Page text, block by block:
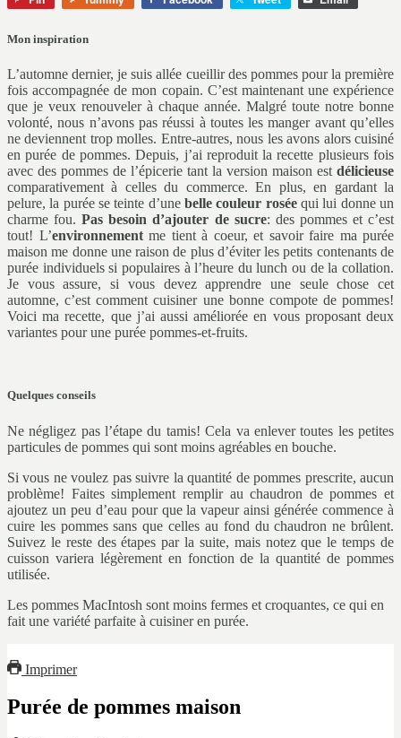
Mon inspiration
L’automne dernier, je suis allée cueillir des pommes pour la première
fois accompagnée de mon copain. C’est maintenant une expérience
que je veux renouveler à chaque année. Malgré toute notre bonne
volonté, nous n’avons pas réussi à toutes les manger avant qu’elles
ne deviennent trop molles. Entre-autres, nous les avons alors cuisiné
en purée de pommes. Depuis, j’ai reproduit la recette plusieurs fois
avec des pommes de l’épicerie tant la version maison est délicieuse
comparativement à celles du commerce. En plus, en gardant la
pelure, la purée se teinte d’une belle couleur roséequi lui donne un
charme fou.Pas besoin d’ajouter de sucre: des pommes et c’est
tout! L’environnementme tient à coeur, et savoir faire ma purée
maison me donne une raison de plus d’éviter les petits contenants de
purée individuels si populaires à l’heure du lunch ou de la collation.
Je vous assure, si vous devez apprendre une seule chose cet
automne, c’est comment cuisiner une bonne compote de pommes!
Voici ma recette, que j’ai aussi améliorée en vous proposant deux
variantes pour une purée pommes-et-fruits.
Quelques conseils
Ne négligez pas l’étape du tamis! Cela va enlever toutes les petites
particules de pommes qui sont moins agréables en bouche.
Si vous ne voulez pas suivre la quantité de pommes prescrite, aucun
problème! Faites simplement remplir au chaudron de pommes et
ajoutez un peu d’eau pour que la vapeur ainsi générée commence à
cuire les pommes sans que celles au fond du chaudron ne brûlent.
Suivez le reste des étapes par la suite, mais notez que le temps de
cuisson variera légèrement en fonction de la quantité de pommes
utilisée.
Les pommes MacIntosh sont moins fermes et croquantes, ce qui en
fait une variété parfaite à cuisiner en purée.
Imprimer
Purée de pommes maison